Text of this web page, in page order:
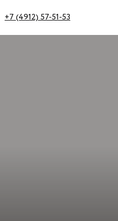
+7 (4912) 57-51-53